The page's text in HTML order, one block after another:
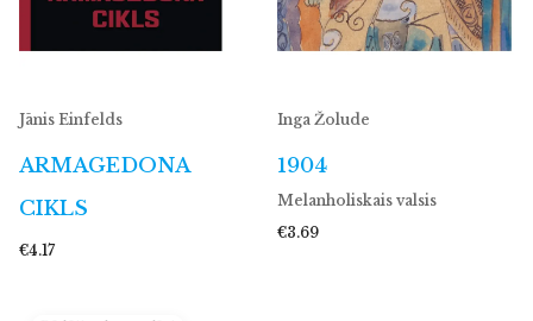
Jānis Einfelds
ARMAGEDONA
CIKLS
€4.17
Inga Žolude
1904
Melanholiskais valsis
€3.69